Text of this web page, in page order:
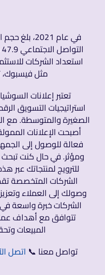
في عام
استعداد الشركات
مثل فيسبوك،
تعتبر إعلانات
استراتيجيات التسويق
الصغيرة والمتوسطة. مع
أصبحت الإعلانات
فعالة للوصول إلى
ومؤثر. في حال كنت
للترويج لمنتجاتك عبر
الشركات المتخصصة
وصولك إلى العملاء
الشركات خبرة واسعة في
تتوافق مع أهداف
المبيعات
تواصل معنا 📞 اتصل